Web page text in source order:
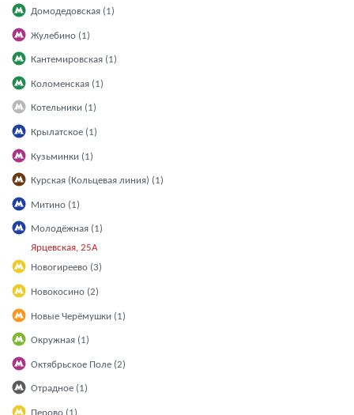
Домодедовская (1)
Жулебино (1)
Кантемировская (1)
Коломенская (1)
Котельники (1)
Крылатское (1)
Кузьминки (1)
Курская (Кольцевая линия) (1)
Митино (1)
Молодёжная (1)
Ярцевская, 25А
Новогиреево (3)
Новокосино (2)
Новые Черёмушки (1)
Окружная (1)
Октябрьское Поле (2)
Отрадное (1)